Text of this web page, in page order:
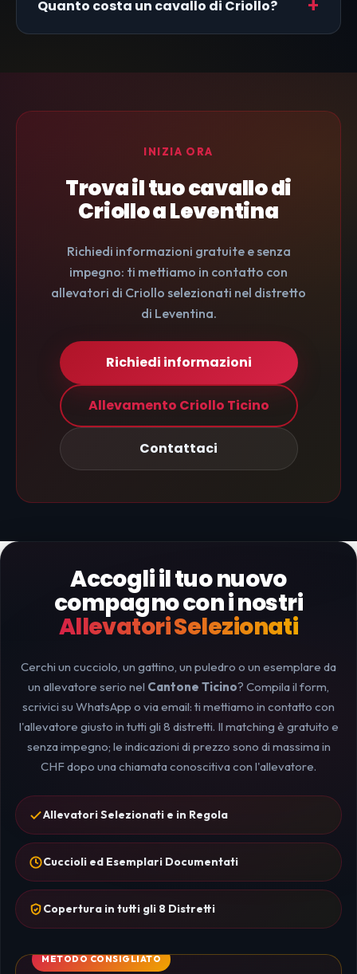
Quanto costa un cavallo di Criollo?
INIZIA ORA
Trova il tuo cavallo di
Criollo a Leventina
Richiedi informazioni gratuite e senza
impegno: ti mettiamo in contatto con
allevatori di Criollo selezionati nel distretto
di Leventina.
Richiedi informazioni
Allevamento Criollo Ticino
Contattaci
Accogli il tuo nuovo
compagno con i nostri
Allevatori Selezionati
Cerchi un cucciolo, un gattino, un puledro o un esemplare da
un allevatore serio nel Cantone Ticino? Compila il form,
scrivici su WhatsApp o via email: ti mettiamo in contatto con
l'allevatore giusto in tutti gli 8 distretti. Il matching è gratuito e
senza impegno; le indicazioni di prezzo sono di massima in
CHF dopo una chiamata conoscitiva con l'allevatore.
Allevatori Selezionati e in Regola
Cuccioli ed Esemplari Documentati
Copertura in tutti gli 8 Distretti